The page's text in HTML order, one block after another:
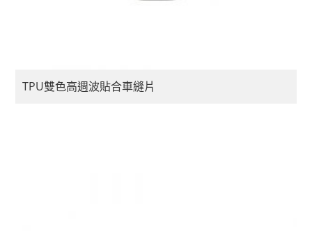
TPU雙色高週波貼合車縫片